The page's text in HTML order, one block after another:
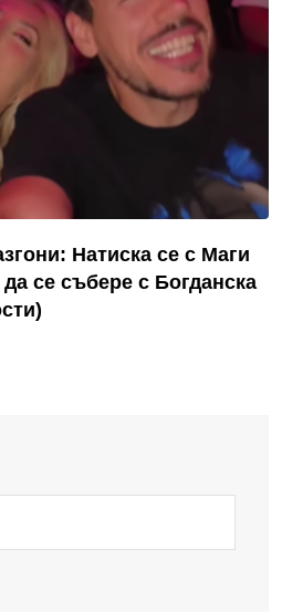
Натиска се с Маги
се събере с Богданска